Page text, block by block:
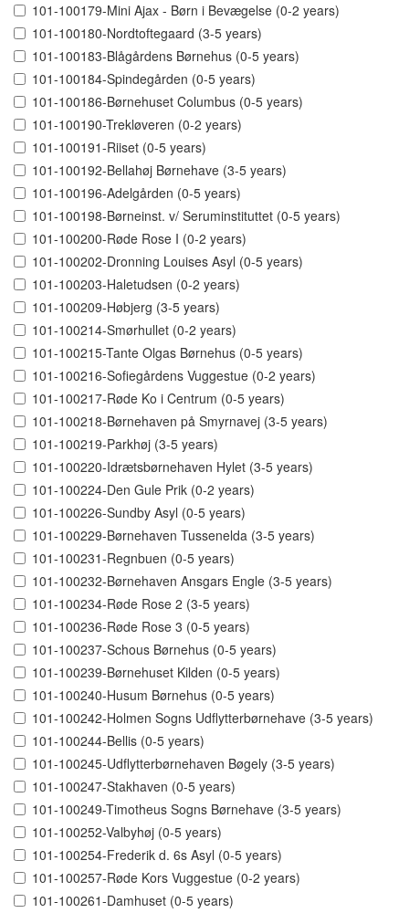
101-100179-Mini Ajax - Børn i Bevægelse (0-2 years)
101-100180-Nordtoftegaard (3-5 years)
101-100183-Blågårdens Børnehus (0-5 years)
101-100184-Spindegården (0-5 years)
101-100186-Børnehuset Columbus (0-5 years)
101-100190-Trekløveren (0-2 years)
101-100191-Riiset (0-5 years)
101-100192-Bellahøj Børnehave (3-5 years)
101-100196-Adelgården (0-5 years)
101-100198-Børneinst. v/ Seruminstituttet (0-5 years)
101-100200-Røde Rose I (0-2 years)
101-100202-Dronning Louises Asyl (0-5 years)
101-100203-Haletudsen (0-2 years)
101-100209-Høbjerg (3-5 years)
101-100214-Smørhullet (0-2 years)
101-100215-Tante Olgas Børnehus (0-5 years)
101-100216-Sofiegårdens Vuggestue (0-2 years)
101-100217-Røde Ko i Centrum (0-5 years)
101-100218-Børnehaven på Smyrnavej (3-5 years)
101-100219-Parkhøj (3-5 years)
101-100220-Idrætsbørnehaven Hylet (3-5 years)
101-100224-Den Gule Prik (0-2 years)
101-100226-Sundby Asyl (0-5 years)
101-100229-Børnehaven Tussenelda (3-5 years)
101-100231-Regnbuen (0-5 years)
101-100232-Børnehaven Ansgars Engle (3-5 years)
101-100234-Røde Rose 2 (3-5 years)
101-100236-Røde Rose 3 (0-5 years)
101-100237-Schous Børnehus (0-5 years)
101-100239-Børnehuset Kilden (0-5 years)
101-100240-Husum Børnehus (0-5 years)
101-100242-Holmen Sogns Udflytterbørnehave (3-5 years)
101-100244-Bellis (0-5 years)
101-100245-Udflytterbørnehaven Bøgely (3-5 years)
101-100247-Stakhaven (0-5 years)
101-100249-Timotheus Sogns Børnehave (3-5 years)
101-100252-Valbyhøj (0-5 years)
101-100254-Frederik d. 6s Asyl (0-5 years)
101-100257-Røde Kors Vuggestue (0-2 years)
101-100261-Damhuset (0-5 years)